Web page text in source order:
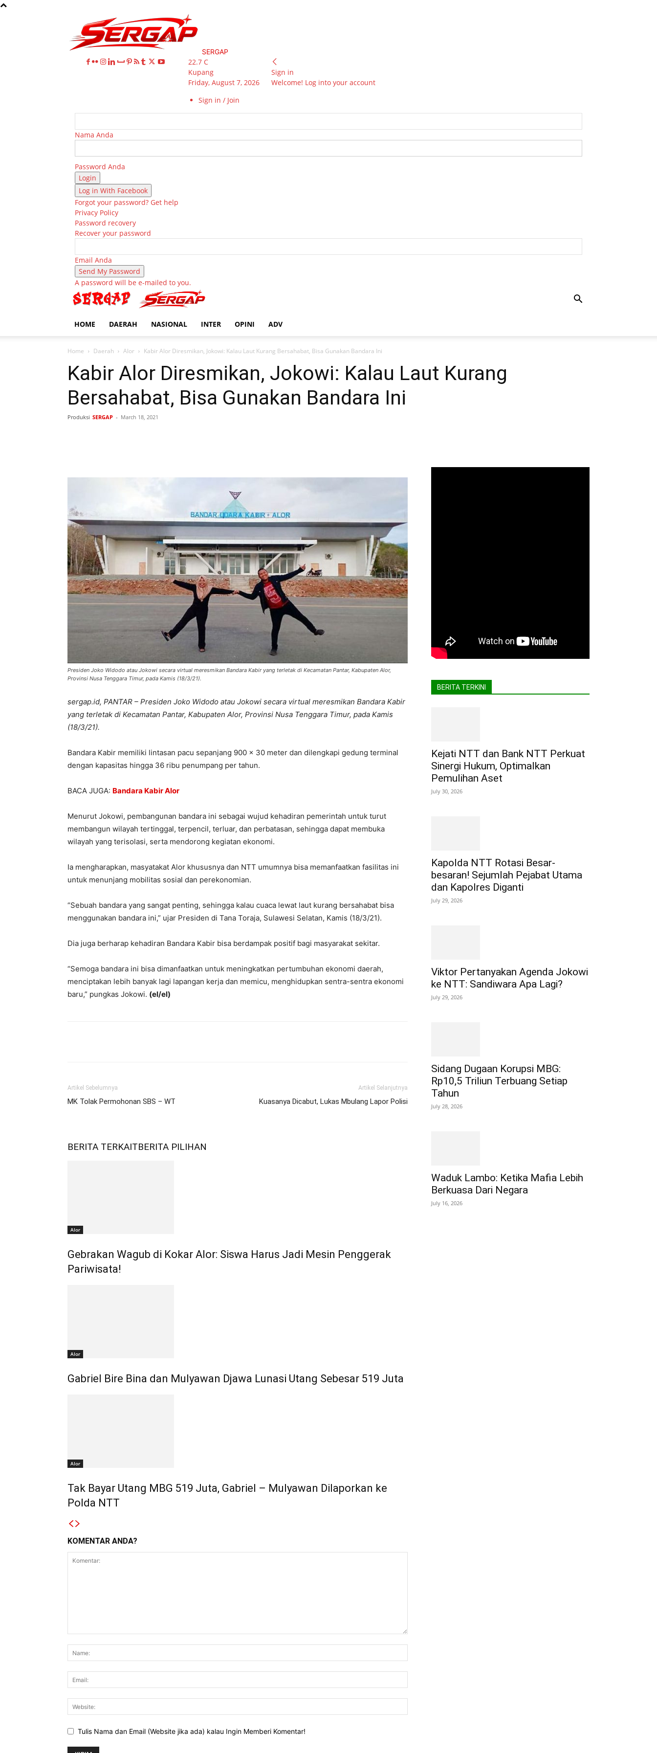
SERGAP
22.7 C
Kupang
Friday, August 7, 2026
Sign in / Join
Sign in
Welcome! Log into your account
Nama Anda
Password Anda
Log in With Facebook
Forgot your password? Get help
Privacy Policy
Password recovery
Recover your password
Email Anda
A password will be e-mailed to you.
HOME DAERAH NASIONAL INTER OPINI ADV
Home Daerah Alor Kabir Alor Diresmikan, Jokowi: Kalau Laut Kurang Bersahabat, Bisa Gunakan Bandara Ini
Kabir Alor Diresmikan, Jokowi: Kalau Laut Kurang
Bersahabat, Bisa Gunakan Bandara Ini
Produksi SERGAP - March 18, 2021
Presiden Joko Widodo atau Jokowi secara virtual meresmikan Bandara Kabir yang terletak di Kecamatan Pantar, Kabupaten Alor,
Provinsi Nusa Tenggara Timur, pada Kamis (18/3/21).
sergap.id, PANTAR – Presiden Joko Widodo atau Jokowi secara virtual meresmikan Bandara Kabir
yang terletak di Kecamatan Pantar, Kabupaten Alor, Provinsi Nusa Tenggara Timur, pada Kamis
(18/3/21).
Bandara Kabir memiliki lintasan pacu sepanjang 900 x 30 meter dan dilengkapi gedung terminal
dengan kapasitas hingga 36 ribu penumpang per tahun.
BACA JUGA: Bandara Kabir Alor
Menurut Jokowi, pembangunan bandara ini sebagai wujud kehadiran pemerintah untuk turut
membangun wilayah tertinggal, terpencil, terluar, dan perbatasan, sehingga dapat membuka
wilayah yang terisolasi, serta mendorong kegiatan ekonomi.
Ia mengharapkan, masyatakat Alor khususnya dan NTT umumnya bisa memanfaatkan fasilitas ini
untuk menunjang mobilitas sosial dan perekonomian.
“Sebuah bandara yang sangat penting, sehingga kalau cuaca lewat laut kurang bersahabat bisa
menggunakan bandara ini,” ujar Presiden di Tana Toraja, Sulawesi Selatan, Kamis (18/3/21).
Dia juga berharap kehadiran Bandara Kabir bisa berdampak positif bagi masyarakat sekitar.
“Semoga bandara ini bisa dimanfaatkan untuk meningkatkan pertumbuhan ekonomi daerah,
menciptakan lebih banyak lagi lapangan kerja dan memicu, menghidupkan sentra-sentra ekonomi
baru,” pungkas Jokowi. (el/el)
Artikel Sebelumnya
MK Tolak Permohonan SBS – WT
Artikel Selanjutnya
Kuasanya Dicabut, Lukas Mbulang Lapor Polisi
BERITA TERKAITBERITA PILIHAN
Alor
Gebrakan Wagub di Kokar Alor: Siswa Harus Jadi Mesin Penggerak
Pariwisata!
Alor
Gabriel Bire Bina dan Mulyawan Djawa Lunasi Utang Sebesar 519 Juta
Alor
Tak Bayar Utang MBG 519 Juta, Gabriel – Mulyawan Dilaporkan ke
Polda NTT
KOMENTAR ANDA?
Tulis Nama dan Email (Website jika ada) kalau Ingin Memberi Komentar!
BERITA TERKINI
Kejati NTT dan Bank NTT Perkuat
Sinergi Hukum, Optimalkan
Pemulihan Aset
July 30, 2026
Kapolda NTT Rotasi Besar-
besaran! Sejumlah Pejabat Utama
dan Kapolres Diganti
July 29, 2026
Viktor Pertanyakan Agenda Jokowi
ke NTT: Sandiwara Apa Lagi?
July 29, 2026
Sidang Dugaan Korupsi MBG:
Rp10,5 Triliun Terbuang Setiap
Tahun
July 28, 2026
Waduk Lambo: Ketika Mafia Lebih
Berkuasa Dari Negara
July 16, 2026